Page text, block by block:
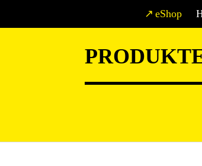
eShop